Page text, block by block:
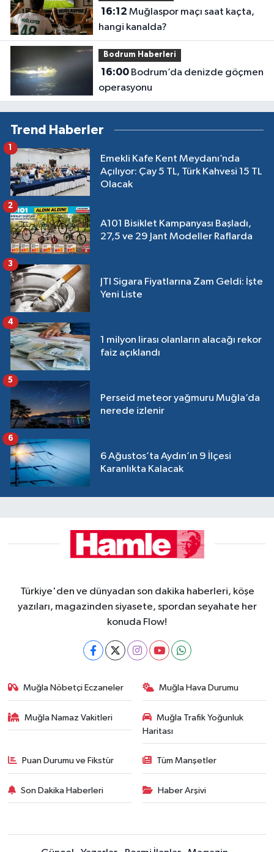
16:12
hangi kanalda?
Bodrum Haberleri
16:00Bodrum’da denizde göçmen
operasyonu
Trend Haberler
Emekli Kafe Kent Meydanı’nda
Açılıyor: Çay 5 TL, Türk Kahvesi 15 TL
Olacak
1
A101 Bisiklet Kampanyası Başladı,
27,5 ve 29 Jant Modeller Raflarda
2
JTI Sigara Fiyatlarına Zam Geldi: İşte
Yeni Liste
3
1 milyon lirası olanların alacağı rekor
faiz açıklandı
4
Perseid meteor yağmuru Muğla’da
nerede izlenir
5
6 Ağustos’ta Aydın’ın 9 İlçesi
Karanlıkta Kalacak
6
Türkiye'den ve dünyadan son dakika haberleri, köşe
yazıları, magazinden siyasete, spordan seyahate her
konuda Flow!
Muğla Nöbetçi Eczaneler Muğla Hava Durumu
Muğla Namaz Vakitleri
Muğla Trafik Yoğunluk
Haritası
Puan Durumu ve Fikstür Tüm Manşetler
Son Dakika Haberleri Haber Arşivi